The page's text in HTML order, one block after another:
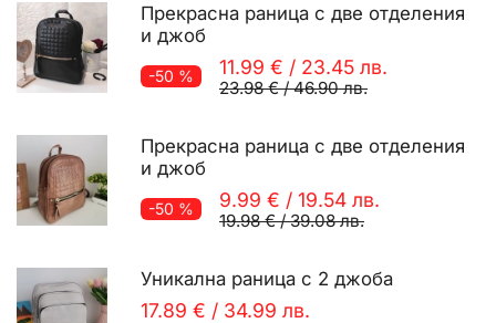
Прекрасна раница с две отделения
и джоб
-50 % 11.99 € / 23.45 лв.
23.98 €/46.90 лв.
Прекрасна раница с две отделения
и джоб
-50 % 9.99 € / 19.54 лв.
19.98 €/39.08 лв.
Уникална раница с 2 джоба
17.89 € / 34.99 лв.